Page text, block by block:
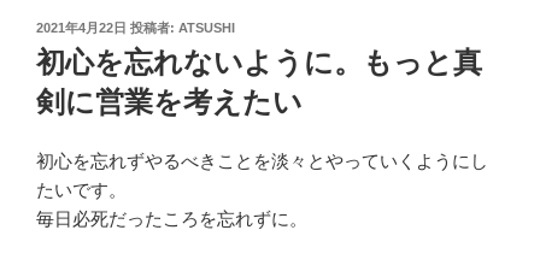
投
稿
日:
2021年4月22日 投稿者: ATSUSHI
初心を忘れないように。もっと真
剣に営業を考えたい
初心を忘れずやるべきことを淡々とやっていくようにし
たいです。
毎日必死だったころを忘れずに。